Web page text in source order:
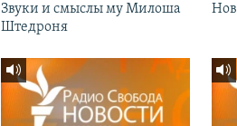
Звуки и смыслы му Милоша
Штедроня